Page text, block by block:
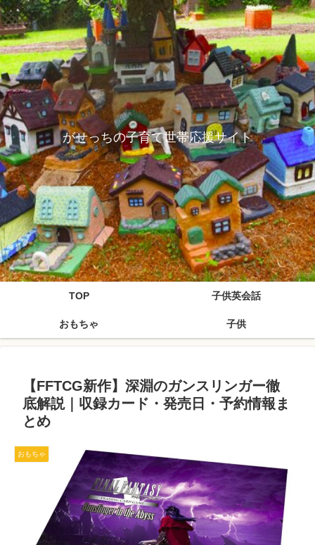
がせっちの子育て世帯応援サイト
TOP 子供英会話
おもちゃ 子供
【FFTCG新作】深淵のガンスリンガー徹
底解説｜収録カード・発売日・予約情報ま
とめ
おもちゃ